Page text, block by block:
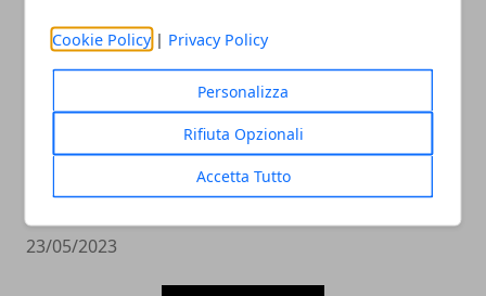
Cookie Policy | Privacy Policy
Personalizza
Rifiuta Opzionali
Accetta Tutto
Valutazione orologi Rolex online, come
scegliere il miglior compro Rolex online
23/05/2023